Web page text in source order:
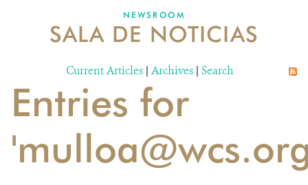
MECANISMO DE ATENCIÓN DE QUEJAS Y RECLAMOS
DONA
NEWSROOM
SALA DE NOTICIAS
Current Articles | Archives | Search
Entries for